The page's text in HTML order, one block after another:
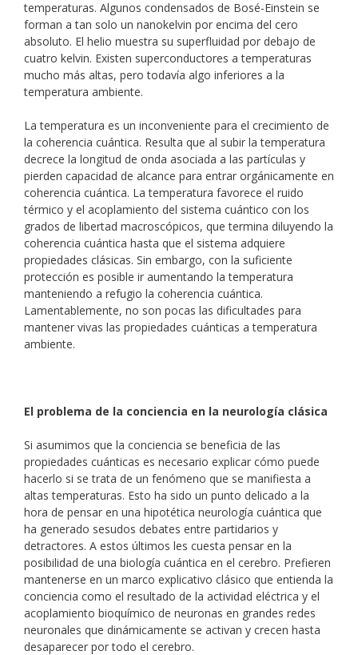
temperaturas. Algunos condensados de Bosé-Einstein se
forman a tan solo un nanokelvin por encima del cero
absoluto. El helio muestra su superfluidad por debajo de
cuatro kelvin. Existen superconductores a temperaturas
mucho más altas, pero todavía algo inferiores a la
temperatura ambiente.
La temperatura es un inconveniente para el crecimiento de
la coherencia cuántica. Resulta que al subir la temperatura
decrece la longitud de onda asociada a las partículas y
pierden capacidad de alcance para entrar orgánicamente en
coherencia cuántica. La temperatura favorece el ruido
térmico y el acoplamiento del sistema cuántico con los
grados de libertad macroscópicos, que termina diluyendo la
coherencia cuántica hasta que el sistema adquiere
propiedades clásicas. Sin embargo, con la suficiente
protección es posible ir aumentando la temperatura
manteniendo a refugio la coherencia cuántica.
Lamentablemente, no son pocas las dificultades para
mantener vivas las propiedades cuánticas a temperatura
ambiente.
El problema de la conciencia en la neurología clásica
Si asumimos que la conciencia se beneficia de las
propiedades cuánticas es necesario explicar cómo puede
hacerlo si se trata de un fenómeno que se manifiesta a
altas temperaturas. Esto ha sido un punto delicado a la
hora de pensar en una hipotética neurología cuántica que
ha generado sesudos debates entre partidarios y
detractores. A estos últimos les cuesta pensar en la
posibilidad de una biología cuántica en el cerebro. Prefieren
mantenerse en un marco explicativo clásico que entienda la
conciencia como el resultado de la actividad eléctrica y el
acoplamiento bioquímico de neuronas en grandes redes
neuronales que dinámicamente se activan y crecen hasta
desaparecer por todo el cerebro.